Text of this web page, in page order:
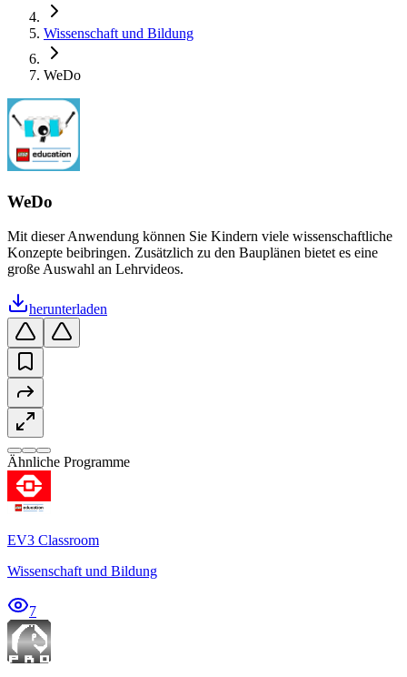
Wissenschaft und Bildung
WeDo
WeDo
Mit dieser Anwendung können Sie Kindern viele wissenschaftliche
Konzepte beibringen. Zusätzlich zu den Bauplänen bietet es eine
große Auswahl an Lehrvideos.
herunterladen
Ähnliche Programme
EV3 Classroom
Wissenschaft und Bildung
7